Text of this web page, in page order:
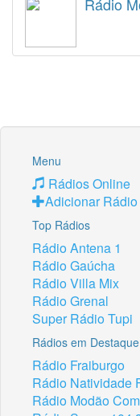
Menu
Rádios Online
Adicionar Rádio
Top Rádios
Rádio Antena 1
Rádio Gaúcha
Rádio Villa Mix
Rádio Grenal
Super Rádio Tupi
Rádios em Destaque
Rádio Fraiburgo
Rádio Natividade
Rádio Modão